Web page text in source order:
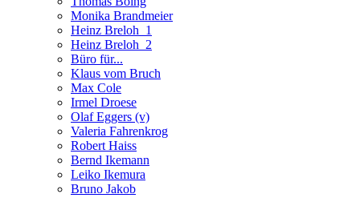
Monika Brandmeier
Heinz Breloh_1
Heinz Breloh_2
Büro für...
Klaus vom Bruch
Max Cole
Irmel Droese
Olaf Eggers (v)
Valeria Fahrenkrog
Robert Haiss
Bernd Ikemann
Leiko Ikemura
Bruno Jakob